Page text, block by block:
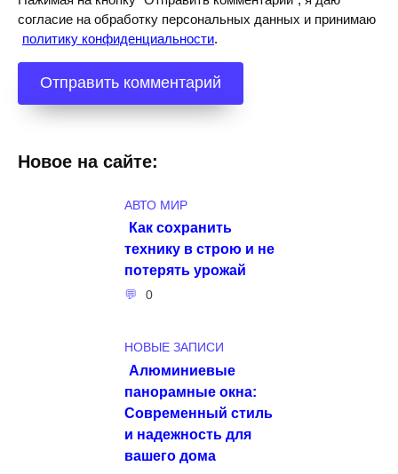
согласие на обработку персональных данных и принимаю
политику конфиденциальности.
Новое на сайте:
АВТО МИР
Как сохранить
технику в строю и не
потерять урожай
0
НОВЫЕ ЗАПИСИ
Алюминиевые
панорамные окна:
Современный стиль
и надежность для
вашего дома